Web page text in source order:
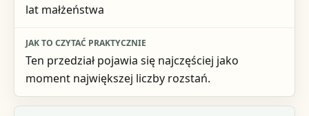
lat małżeństwa
Ten przedział pojawia się najczęściej jako
moment największej liczby rozstań.